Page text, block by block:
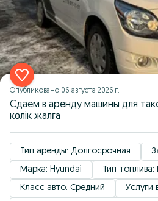
Опубликовано 06 августа 2026 г.
Сдаем в аренду машины для
көлік жалға
Тип аренды: Долгосрочная
Марка: Hyundai
Тип топлива:
Класс авто: Средний
Услуги